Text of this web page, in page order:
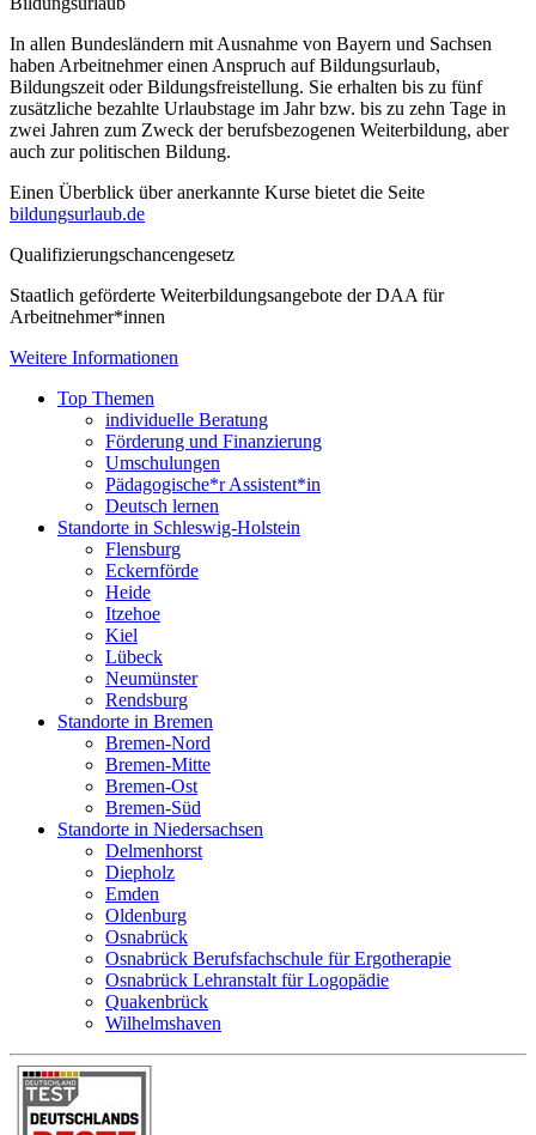
In allen Bundesländern mit Ausnahme von Bayern und Sachsen
haben Arbeitnehmer einen Anspruch auf Bildungsurlaub,
Bildungszeit oder Bildungsfreistellung. Sie erhalten bis zu fünf
zusätzliche bezahlte Urlaubstage im Jahr bzw. bis zu zehn Tage in
zwei Jahren zum Zweck der berufsbezogenen Weiterbildung, aber
auch zur politischen Bildung.
Einen Überblick über anerkannte Kurse bietet die Seite
bildungsurlaub.de
Qualifizierungschancengesetz
Staatlich geförderte Weiterbildungsangebote der DAA für
Arbeitnehmer*innen
Weitere Informationen
Top Themen
individuelle Beratung
Förderung und Finanzierung
Umschulungen
Pädagogische*r Assistent*in
Deutsch lernen
Standorte in Schleswig-Holstein
Flensburg
Eckernförde
Heide
Itzehoe
Kiel
Lübeck
Neumünster
Rendsburg
Standorte in Bremen
Bremen-Nord
Bremen-Mitte
Bremen-Ost
Bremen-Süd
Standorte in Niedersachsen
Delmenhorst
Diepholz
Emden
Oldenburg
Osnabrück
Osnabrück Berufsfachschule für Ergotherapie
Osnabrück Lehranstalt für Logopädie
Quakenbrück
Wilhelmshaven